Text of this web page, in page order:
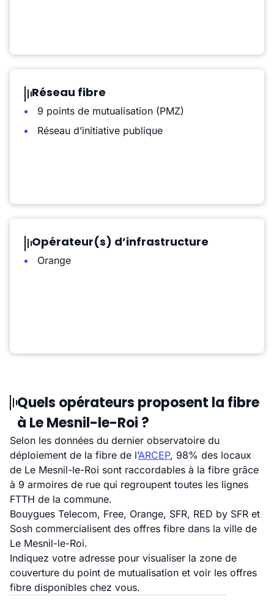
Réseau fibre
9 points de mutualisation (PMZ)
Réseau d’initiative publique
Opérateur(s) d’infrastructure
Orange
Quels opérateurs proposent la fibre
à Le Mesnil-le-Roi ?
Selon les données du dernier observatoire du
déploiement de la fibre de l’ARCEP, 98% des locaux
de Le Mesnil-le-Roi sont raccordables à la fibre grâce
à 9 armoires de rue qui regroupent toutes les lignes
FTTH de la commune.
Bouygues Telecom, Free, Orange, SFR, RED by SFR et
Sosh commercialisent des offres fibre dans la ville de
Le Mesnil-le-Roi.
Indiquez votre adresse pour visualiser la zone de
couverture du point de mutualisation et voir les offres
fibre disponibles chez vous.